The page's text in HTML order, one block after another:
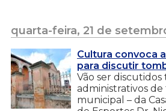
quarta-feira, 21 de
Cultura convoca
para discutir
Vão ser discutidos
administrativos
municipal – da